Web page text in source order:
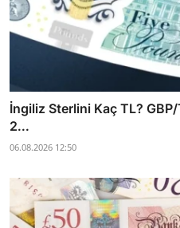
İngiliz Sterlini Kaç TL?
2...
06.08.2026 12:50